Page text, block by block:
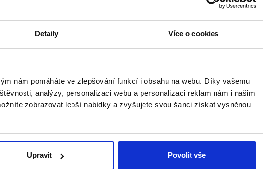
Detaily Více o cookies
nám pomáháte ve zlepšování funkcí i obsahu na webu. Díky vašemu
analýzy, personalizaci webu a personalizaci reklam nám i našim
zobrazovat lepší nabídky a zvyšujete svou šanci získat vysněnou
Upravit Povolit vše
Prodej točené zmrzliny a
hranice 140-...